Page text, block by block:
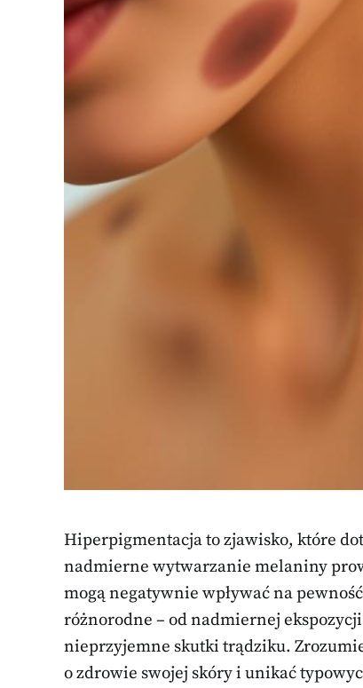
Hiperpigmentacja to zjawisko, które
nadmierne wytwarzanie melaniny
mogą negatywnie wpływać na
różnorodne – od nadmiernej
nieprzyjemne skutki trądziku.
o zdrowie swojej skóry i unikać